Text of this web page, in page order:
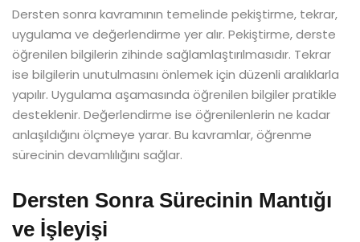
Dersten sonra kavramının temelinde pekiştirme, tekrar,
uygulama ve değerlendirme yer alır. Pekiştirme, derste
öğrenilen bilgilerin zihinde sağlamlaştırılmasıdır. Tekrar
ise bilgilerin unutulmasını önlemek için düzenli aralıklarla
yapılır. Uygulama aşamasında öğrenilen bilgiler pratikle
desteklenir. Değerlendirme ise öğrenilenlerin ne kadar
anlaşıldığını ölçmeye yarar. Bu kavramlar, öğrenme
sürecinin devamlılığını sağlar.
Dersten Sonra Sürecinin Mantığı
ve İşleyişi